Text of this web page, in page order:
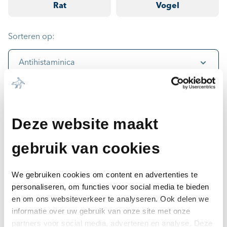
Deze website maakt
gebruik van cookies
We gebruiken cookies om content en advertenties te
personaliseren, om functies voor social media te bieden
en om ons websiteverkeer te analyseren. Ook delen we
informatie over uw gebruik van onze site met onze
partners voor social media, adverteren en analyse. Deze
Rat Vogel
Sorteren op:
Antihistaminica